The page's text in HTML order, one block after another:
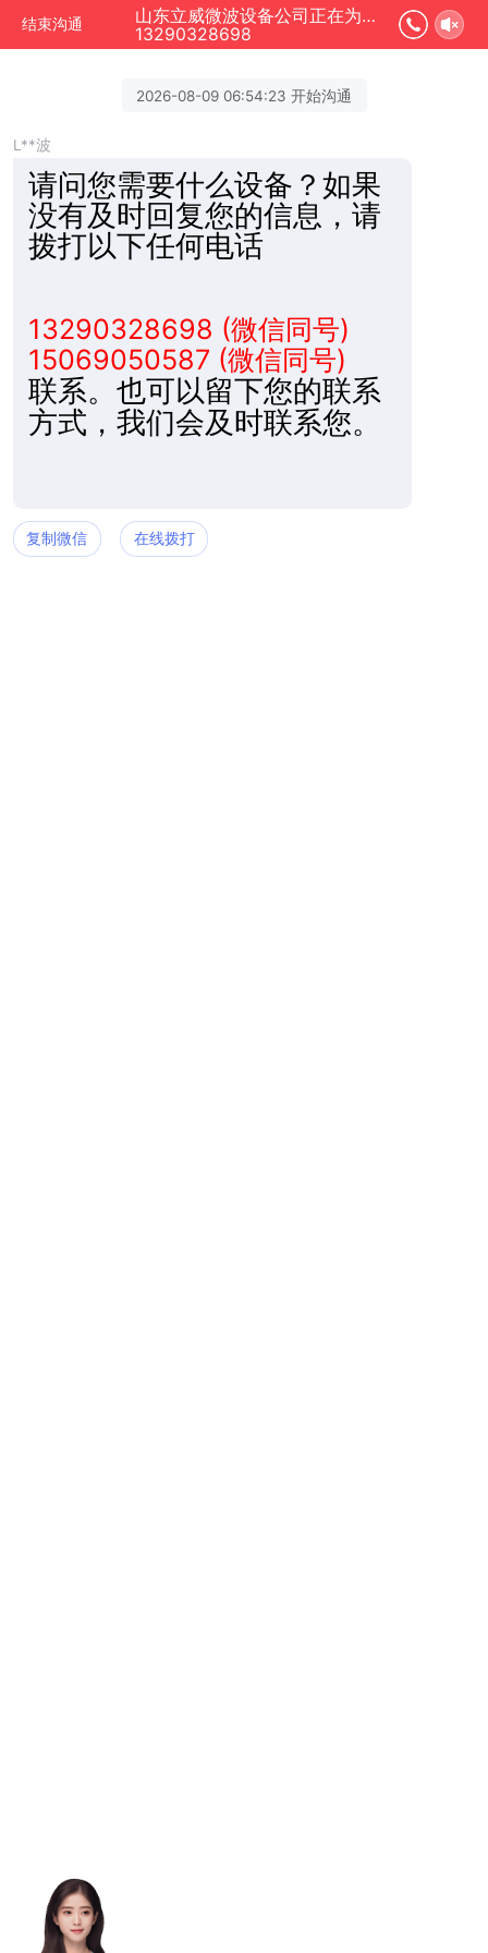
结束沟通
山东立威微波设备公司正在为您服务
13290328698
2026-08-09 06:54:23 开始沟通
L**波
请问您需要什么设备？ 如果
没有及时回复您的信息，请
拨打以下任何电话
13290328698 (微信同号)
15069050587 (微信同号)
联系。也可以留下您的联系
方式，我们会及时联系您。
复制微信 在线拨打